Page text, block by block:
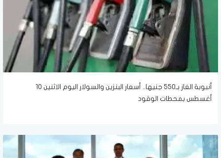
أنبوبة الغاز بـ550 جنيها.. أسعار البنزين والسولار اليوم الاثنين 10
أغسطس بمحطات الوقود